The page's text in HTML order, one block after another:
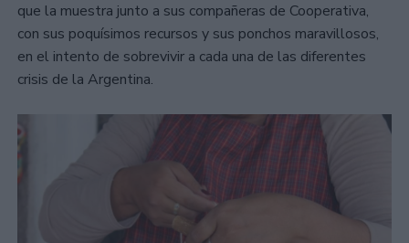
que la muestra junto a sus compañeras de Cooperativa,
con sus poquísimos recursos y sus ponchos maravillosos,
en el intento de sobrevivir a cada una de las diferentes
crisis de la Argentina.